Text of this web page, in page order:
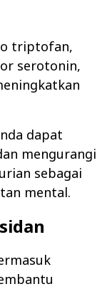
triptofan,
serotonin,
dapat
mengurangi
sebagai
mental.